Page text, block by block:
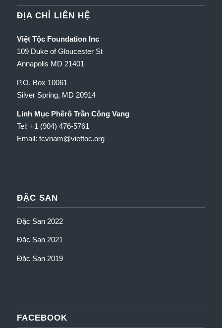
ĐỊA CHỈ LIÊN HỆ
Việt Tộc Foundation Inc
109 Duke of Gloucester St
Annapolis MD 21401
P.O. Box 10061
Silver Spring, MD 20914
Linh Mục Phêrô Trần Công Vang
Tel: +1 (904) 476-5761
Email: tcvnam@viettoc.org
ĐẶC SAN
Đặc San 2022
Đặc San 2021
Đặc San 2019
FACEBOOK